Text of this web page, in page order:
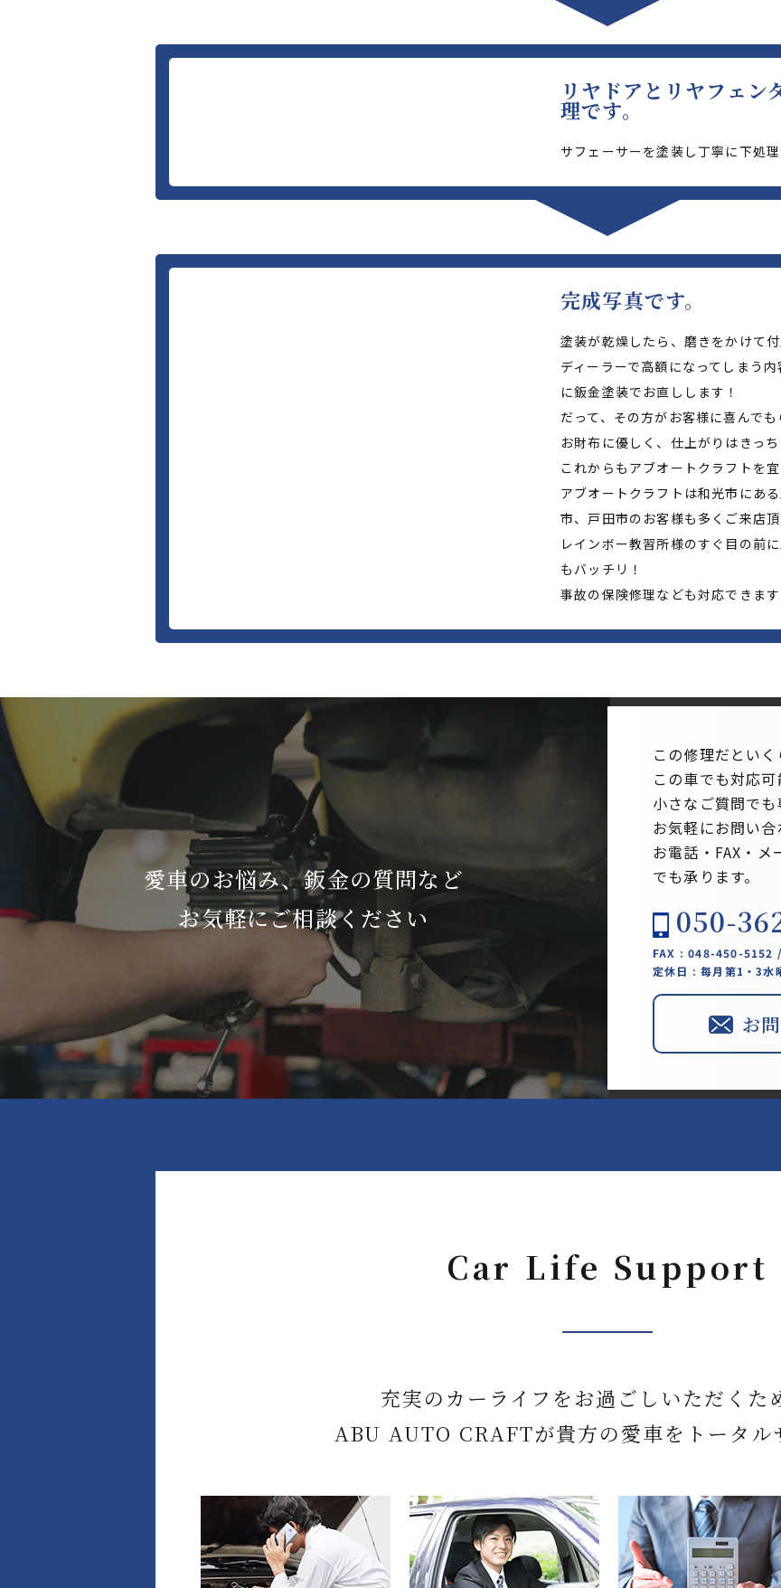
リヤドアとリヤフェン
理です。
サフェーサーを塗装し丁寧に下処理
完成写真です。
塗装が乾燥したら、磨きをかけて
ディーラーで高額になってしまう
に鈑金塗装でお直しします！
だって、その方がお客様に喜んでも
お財布に優しく、仕上がりはきっち
これからもアブオートクラフトを宜
アブオートクラフトは和光市にあ
市、戸田市のお客様も多くご来店頂
レインボー教習所様のすぐ目の前
もバッチリ！
事故の保険修理なども対応できます
愛車のお悩み、鈑金の質問など
お気軽にご相談ください
この修理だとい
この車でも対応
小さなご質問でも
お気軽にお問い合
お電話・FAX・メ
でも承ります。
050-
FAX : 048-450-5152
定休日 : 毎月第1・3水
お
Car Life Support
充実のカーライフをお過ごしいただくた
ABU AUTO CRAFTが貴方の愛車をトータル